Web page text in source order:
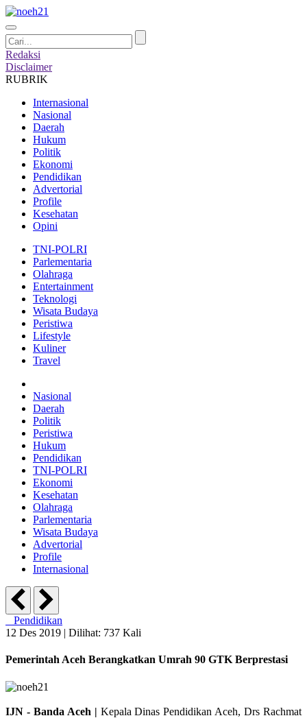
Redaksi
Disclaimer
RUBRIK
Internasional
Nasional
Daerah
Hukum
Politik
Ekonomi
Pendidikan
Advertorial
Profile
Kesehatan
Opini
TNI-POLRI
Parlementaria
Olahraga
Entertainment
Teknologi
Wisata Budaya
Peristiwa
Lifestyle
Kuliner
Travel
Nasional
Daerah
Politik
Peristiwa
Hukum
Pendidikan
TNI-POLRI
Ekonomi
Kesehatan
Olahraga
Parlementaria
Wisata Budaya
Advertorial
Profile
Internasional
Pendidikan
12 Des 2019 | Dilihat: 737 Kali
Pemerintah Aceh Berangkatkan Umrah 90 GTK Berprestasi
IJN - Banda Aceh | Kepala Dinas Pendidikan Aceh, Drs Rachmat